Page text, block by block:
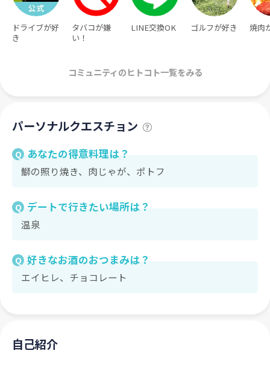
ドライブが好
き
タバコが嫌
い！
LINE交換OK ゴルフが好き 焼肉
コミュニティのヒトコト一覧をみる
パーソナルクエスチョン
Q あなたの得意料理は？
鰤の照り焼き、肉じゃが、ポトフ
Q デートで行きたい場所は？
温泉
Q 好きなお酒のおつまみは？
エイヒレ、チョコレート
自己紹介